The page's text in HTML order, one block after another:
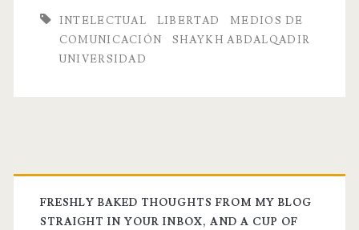
definición,
intelectual’
INTELECTUAL LIBERTAD
MEDIOS DE
COMUNICACIÓN
SHAYKH ABDALQADIR
UNIVERSIDAD
FRESHLY BAKED THOUGHTS FROM MY BLOG
STRAIGHT IN YOUR INBOX, AND A CUP OF